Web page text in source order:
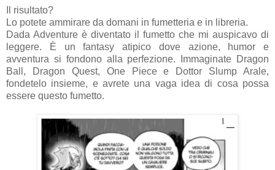
Il risultato?
Lo potete ammirare da domani in fumetteria e in libreria.
Dada Adventure è diventato il fumetto che mi auspicavo di
leggere. È un fantasy atipico dove azione, humor e
avventura si fondono alla perfezione. Immaginate Dragon
Ball, Dragon Quest, One Piece e Dottor Slump Arale,
fondetelo insieme, e avrete una vaga idea di cosa possa
essere questo fumetto.